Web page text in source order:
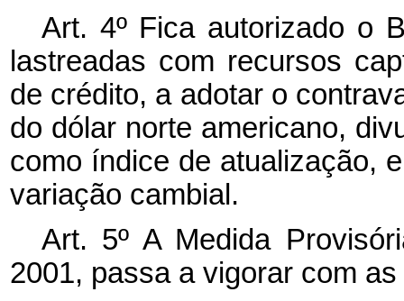
Art. 4º Fica autorizado o
lastreadas com recursos
de crédito, a adotar o
do dólar norte americano,
como índice de atualização,
variação cambial.
Art. 5º A Medida
2001, passa a vigorar com